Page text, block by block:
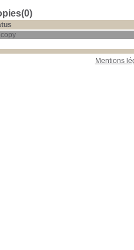
Mentions